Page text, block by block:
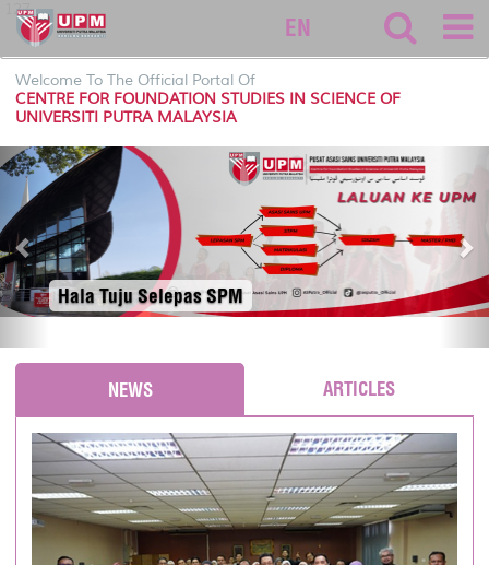
127
EN
Welcome To The Official Portal Of
CENTRE FOR FOUNDATION STUDIES IN SCIENCE OF
UNIVERSITI PUTRA MALAYSIA
Hala Tuju Selepas SPM
P
r
e
v
i
o
u
s
e
t
NEWS ARTICLES